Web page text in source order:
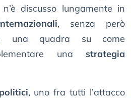
discusso lungamente in
, senza però
una quadra su come
una strategia
, uno fra tutti l’attacco